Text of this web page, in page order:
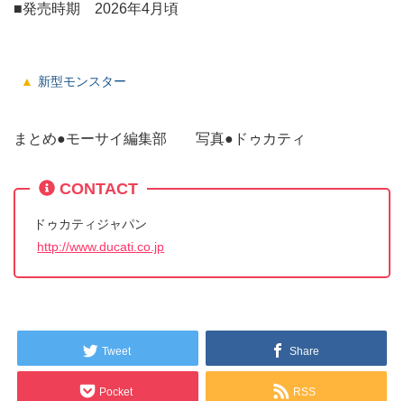
■発売時期 2026年4月頃
新型モンスター
まとめ●モーサイ編集部 写真●ドゥカティ
CONTACT
ドゥカティジャパン
http://www.ducati.co.jp
Tweet Share
Pocket RSS